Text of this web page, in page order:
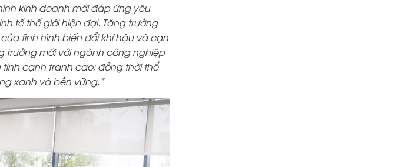
kinh doanh mới đáp ứng yêu
tế thế giới hiện đại. Tăng trưởng
tình hình biến đổi khí hậu và cạn
trưởng mới với ngành công nghiệp
cạnh tranh cao; đồng thời thể
xanh và bền vững.”